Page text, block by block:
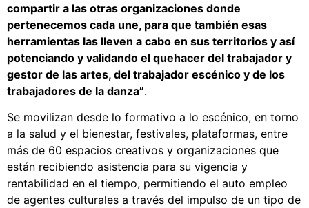
compartir a las otras organizaciones donde
pertenecemos cada une, para que también esas
herramientas las lleven a cabo en sus territorios y así
potenciando y validando el quehacer del trabajador y
gestor de las artes, del trabajador escénico y de los
trabajadores de la danza”.
Se movilizan desde lo formativo a lo escénico, en torno
a la salud y el bienestar, festivales, plataformas, entre
más de 60 espacios creativos y organizaciones que
están recibiendo asistencia para su vigencia y
rentabilidad en el tiempo, permitiendo el auto empleo
de agentes culturales a través del impulso de un tipo de